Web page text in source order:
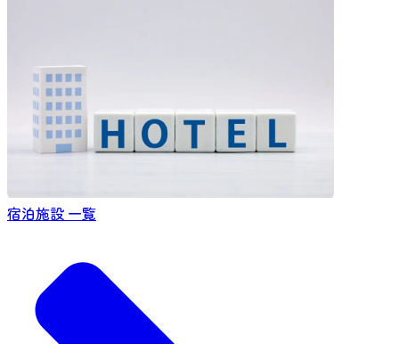
宿泊施設 一覧